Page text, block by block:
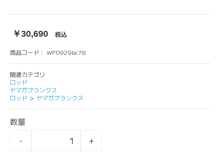
￥30,690 税込
商品コード： WF0929bc78
関連カテゴリ
ロッド
ヤマガブランクス
ロッド ＞ ヤマガブランクス
数量
- +